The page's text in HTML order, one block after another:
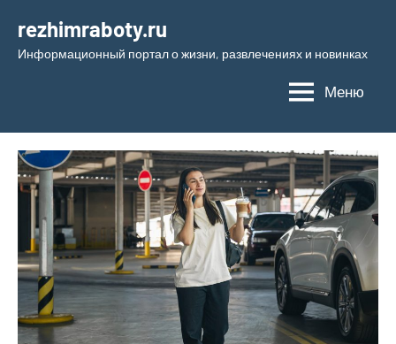
содержимому
rezhimraboty.ru
Информационный портал о жизни, развлечениях и новинках
Меню